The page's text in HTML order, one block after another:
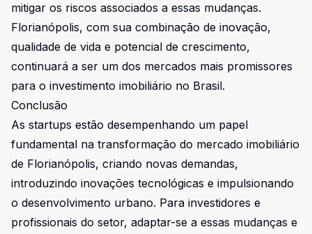
mitigar os riscos associados a essas mudanças.
Florianópolis, com sua combinação de inovação,
qualidade de vida e potencial de crescimento,
continuará a ser um dos mercados mais promissores
para o investimento imobiliário no Brasil.
Conclusão
As startups estão desempenhando um papel
fundamental na transformação do mercado imobiliário
de Florianópolis, criando novas demandas,
introduzindo inovações tecnológicas e impulsionando
o desenvolvimento urbano. Para investidores e
profissionais do setor, adaptar-se a essas mudanças e